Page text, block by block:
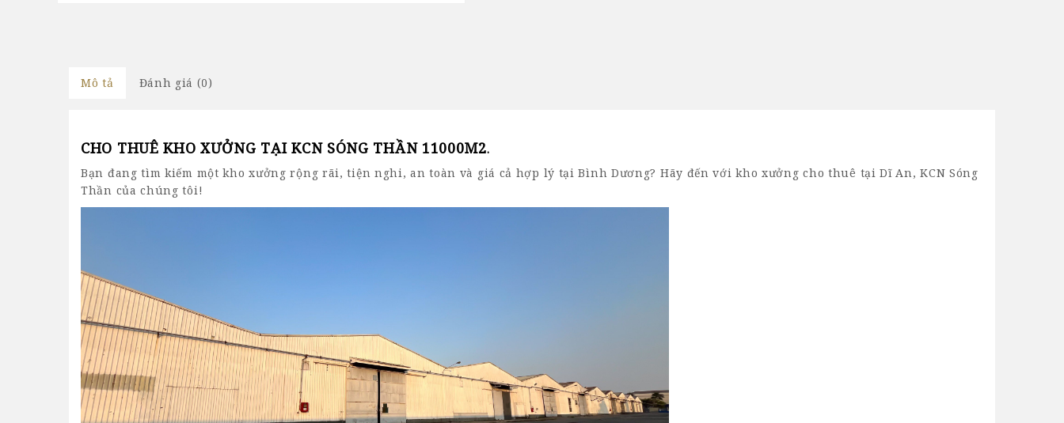
Mô tả Đánh giá (0)
CHO THUÊ KHO XƯỞNG TẠI KCN SÓNG THẦN 11000M2.
Bạn đang tìm kiếm một kho xưởng rộng rãi, tiện nghi, an toàn và giá cả hợp lý tại Bình Dương? Hãy đến vớikho xưởng cho thuê tại Dĩ An, KCN Sóng
Thần của chúng tôi!